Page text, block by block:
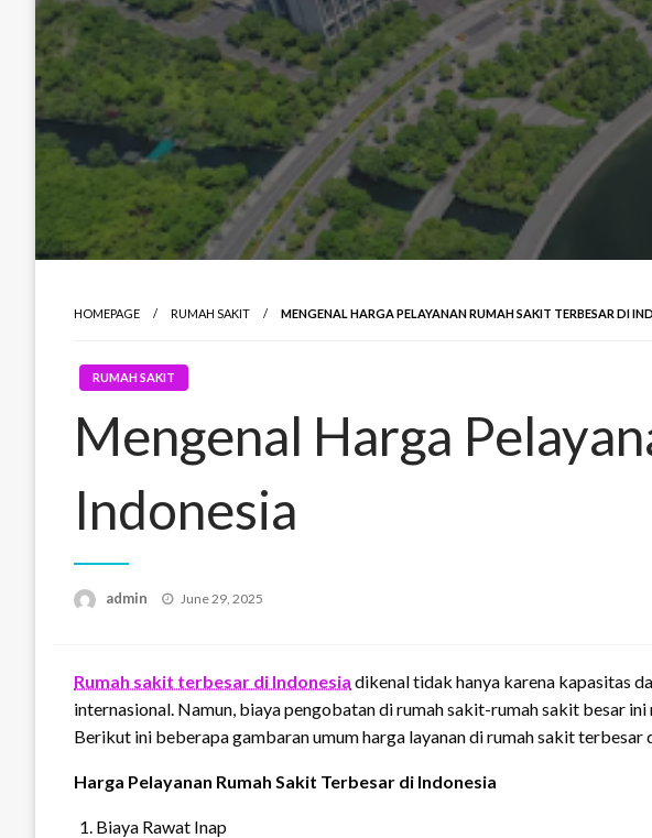
HOMEPAGE RUMAH SAKIT MENGENAL HARGA PELAYANAN RUMAH SAKIT TERBESAR DI
RUMAH SAKIT
Mengenal Harga
Indonesia
admin
Posted
June 29, 2025
Rumah sakit terbesar di Indonesia dikenal tidak hanya karena kapasitas
internasional. Namun, biaya pengobatan di rumah sakit-rumah sakit besar
Berikut ini beberapa gambaran umum harga layanan di rumah sakit terbesar
Harga Pelayanan Rumah Sakit Terbesar di Indonesia
Biaya Rawat Inap